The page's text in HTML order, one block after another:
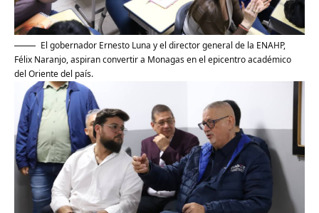
El gobernador Ernesto Luna y el director general de la ENAHP,
Félix Naranjo, aspiran convertir a Monagas en el epicentro académico
del Oriente del país.